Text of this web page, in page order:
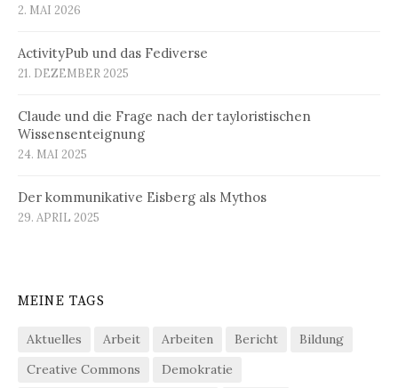
2. MAI 2026
ActivityPub und das Fediverse
21. DEZEMBER 2025
Claude und die Frage nach der tayloristischen
Wissensenteignung
24. MAI 2025
Der kommunikative Eisberg als Mythos
29. APRIL 2025
MEINE TAGS
Aktuelles Arbeit Arbeiten Bericht
Bildung
Creative Commons
Demokratie